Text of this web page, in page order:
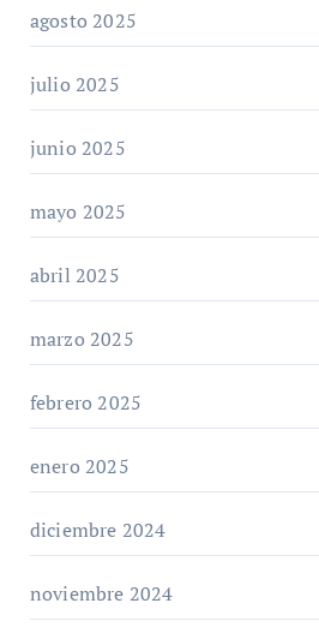
agosto 2025
julio 2025
junio 2025
mayo 2025
abril 2025
marzo 2025
febrero 2025
enero 2025
diciembre 2024
noviembre 2024